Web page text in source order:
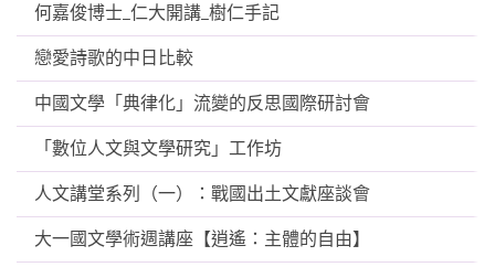
何嘉俊博士_仁大開講_樹仁手記
戀愛詩歌的中日比較
中國文學「典律化」流變的反思國際研討會
「數位人文與文學研究」工作坊
人文講堂系列（一）：戰國出土文獻座談會
大一國文學術週講座【逍遙：主體的自由】